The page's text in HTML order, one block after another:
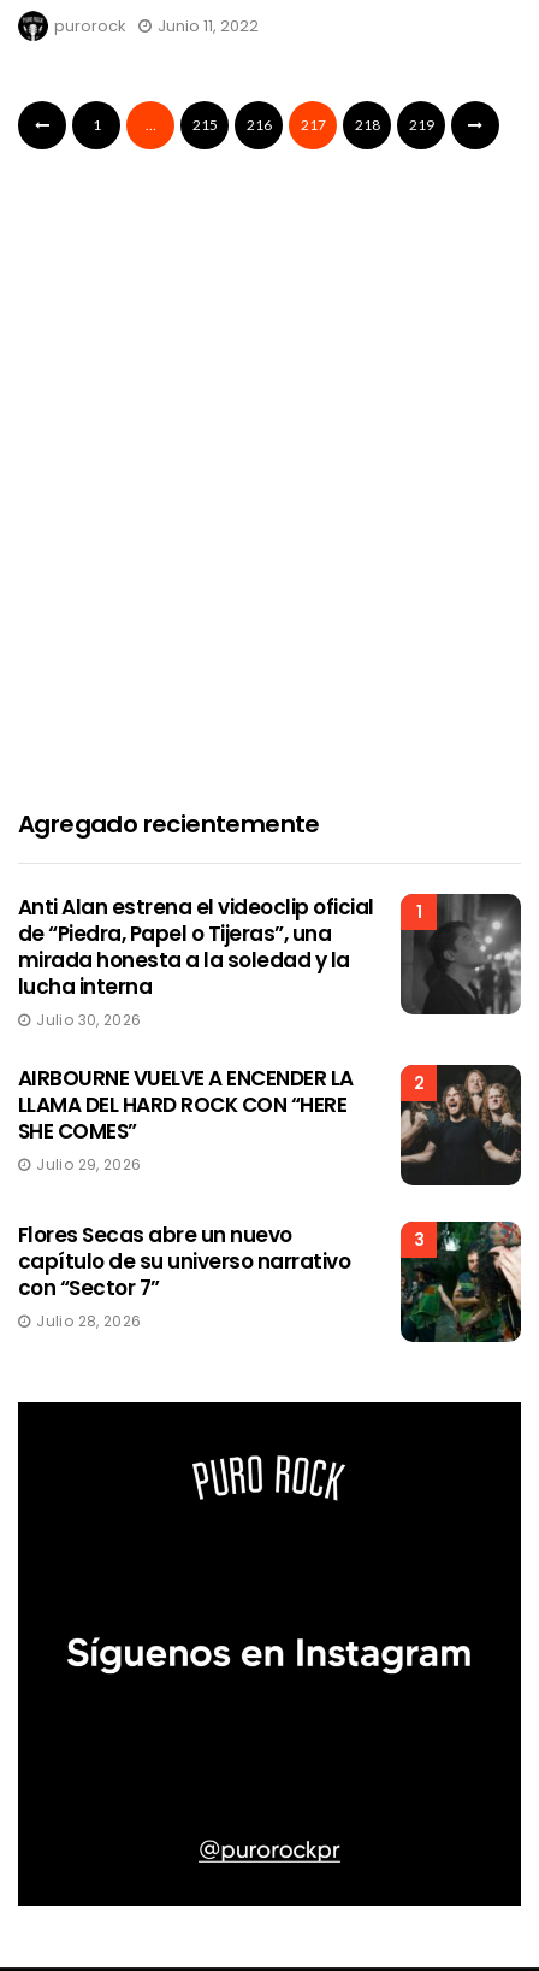
purorock Junio 11, 2022
1 … 215 216 217 218 219
Agregado recientemente
1
Anti Alan estrena el videoclip oficial
de “Piedra, Papel o Tijeras”, una
mirada honesta a la soledad y la
lucha interna
Julio 30, 2026
2
AIRBOURNE VUELVE A ENCENDER LA
LLAMA DEL HARD ROCK CON “HERE
SHE COMES”
Julio 29, 2026
3
Flores Secas abre un nuevo
capítulo de su universo narrativo
con “Sector 7”
Julio 28, 2026